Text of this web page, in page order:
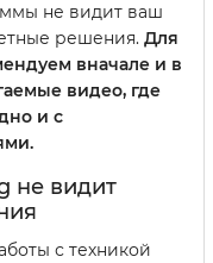
не видит ваш
решения. Для
вначале и в
видео, где
и с
не видит
с техникой